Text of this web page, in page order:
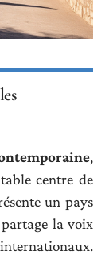
,
centre de
un pays
la voix